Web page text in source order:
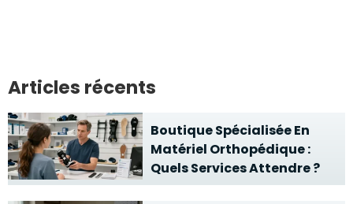
Articles récents
Boutique Spécialisée En
Matériel Orthopédique :
Quels Services Attendre ?